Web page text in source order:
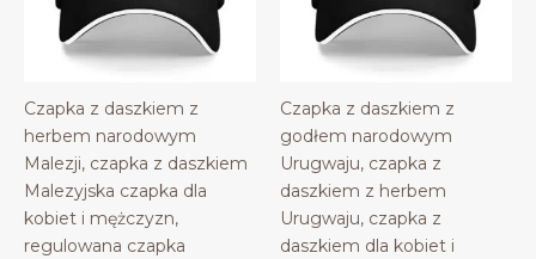
Czapka z daszkiem z
herbem narodowym
Malezji, czapka z daszkiem
Malezyjska czapka dla
kobiet i mężczyzn,
regulowana czapka
Czapka z daszkiem z
godłem narodowym
Urugwaju, czapka z
daszkiem z herbem
Urugwaju, czapka z
daszkiem dla kobiet i